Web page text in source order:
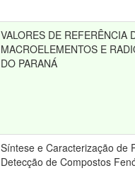
VALORES DE REFERÊNCIA
MACROELEMENTOS E
DO PARANÁ
Síntese e Caracterização de
Detecção de Compostos